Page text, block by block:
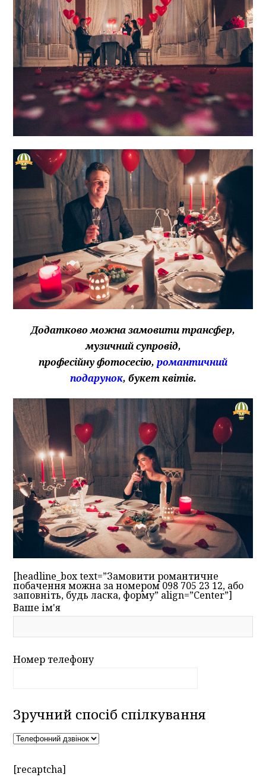
Додатково можна замовити трансфер,
музичний супровід,
професійну фотосесію, романтичний
подарунок, букет квітів.
[headline_box text=”Замовити романтичне
побачення можна за номером 098 705 23 12, або
заповніть, будь ласка, форму” align=”Center”]
Ваше ім'я
Номер телефону
Зручний спосіб спілкування
[recaptcha]